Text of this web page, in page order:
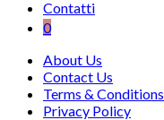
Contatti
0
About Us
Contact Us
Terms & Conditions
Privacy Policy